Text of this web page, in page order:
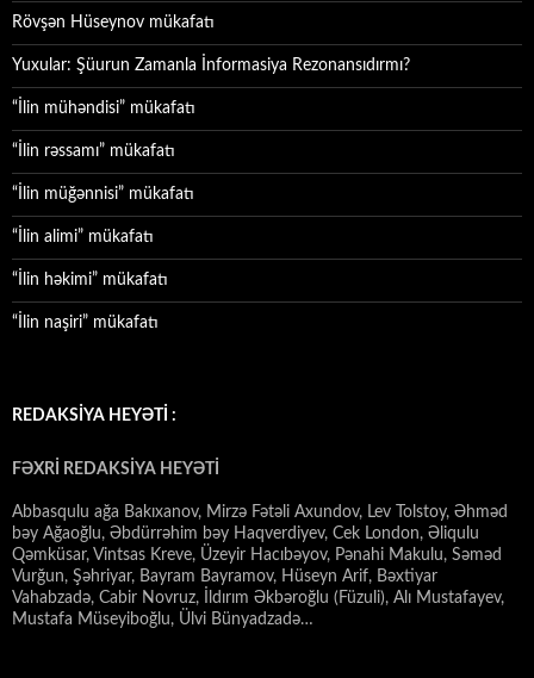
Rövşən Hüseynov mükafatı
Yuxular: Şüurun Zamanla İnformasiya Rezonansıdırmı?
“İlin mühəndisi” mükafatı
“İlin rəssamı” mükafatı
“İlin müğənnisi” mükafatı
“İlin alimi” mükafatı
“İlin həkimi” mükafatı
“İlin naşiri” mükafatı
REDAKSİYA HEYƏTİ :
FƏXRİ REDAKSİYA HEYƏTİ
Abbasqulu ağa Bakıxanov, Mirzə Fətəli Axundov, Lev Tolstoy, Əhməd
bəy Ağaoğlu, Əbdürrəhim bəy Haqverdiyev, Cek London, Əliqulu
Qəmküsar, Vintsas Kreve, Üzeyir Hacıbəyov, Pənahi Makulu, Səməd
Vurğun, Şəhriyar, Bayram Bayramov, Hüseyn Arif, Bəxtiyar
Vahabzadə, Cabir Novruz, İldırım Əkbəroğlu (Füzuli), Alı Mustafayev,
Mustafa Müseyiboğlu, Ülvi Bünyadzadə…